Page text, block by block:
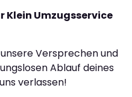
Umzugsservice
Versprechen und
Ablauf deines
verlassen!